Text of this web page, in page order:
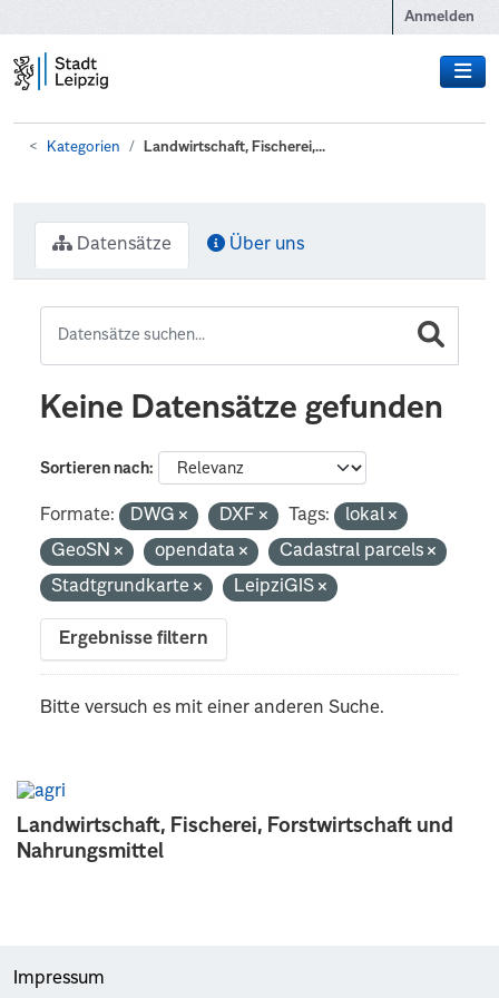
Anmelden
Kategorien Landwirtschaft, Fischerei,...
Landwirtschaft, Fischerei, Forstwirtschaft und
Nahrungsmittel
Datensätze Über uns
Keine Datensätze gefunden
Sortieren nach
Formate: DWG DXF Tags:
lokal
GeoSN
opendata
Cadastral parcels
Stadtgrundkarte
LeipziGIS
Ergebnisse filtern
Bitte versuch es mit einer anderen Suche.
Impressum